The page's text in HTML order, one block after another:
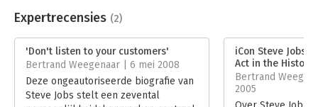
Uitgever:
John Wiley & Sons
Hoofdrubriek:
IT-management / ICT
Expertrecensies (2)
'Don't listen to your customers'
Bertrand Weegenaar | 6 mei 2008
Deze ongeautoriseerde biografie van
Steve Jobs stelt een zevental
iCon Steve Jobs:
Act in the History
Bertrand
2005